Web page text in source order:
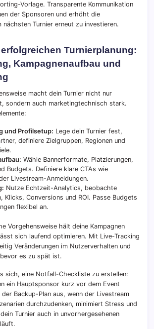
Vorlage. Transparente Kommunikation
der Sponsoren und erhöht die
nächsten Turnier erneut zu investieren.
Turnierplanung:
Kampagnenaufbau und
macht dein Turnier nicht nur
sondern auch marketingtechnisch stark.
und Profilsetup: Lege dein Turnier fest,
definiere Zielgruppen, Regionen und
Wähle Bannerformate, Platzierungen,
Budgets. Definiere klare CTAs wie
Livestream-Anmeldungen.
Nutze Echtzeit-Analytics, beobachte
Klicks, Conversions und ROI. Passe Budgets
flexibel an.
Vorgehensweise hält deine Kampagnen
sich laufend optimieren. Mit Live-Tracking
Veränderungen im Nutzerverhalten und
es zu spät ist.
sich, eine Notfall-Checkliste zu erstellen:
ein Hauptsponsor kurz vor dem Event
Backup-Plan aus, wenn der Livestream
durchzudenken, minimiert Stress und
Turnier auch in unvorhergesehenen